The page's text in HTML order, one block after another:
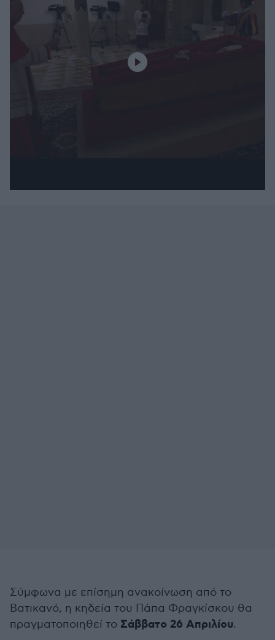
Σύμφωνα με επίσημη ανακοίνωση από το
Βατικανό, η κηδεία του Πάπα Φραγκίσκου θα
πραγματοποιηθεί το Σάββατο 26 Απριλίου.